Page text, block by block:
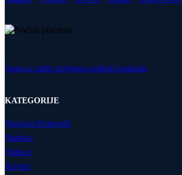
Izjava o zaštiti prijenosa osobnih podataka
KATEGORIJE
Negorivi Proizvodi
Madraci
Podnice
Kreveti